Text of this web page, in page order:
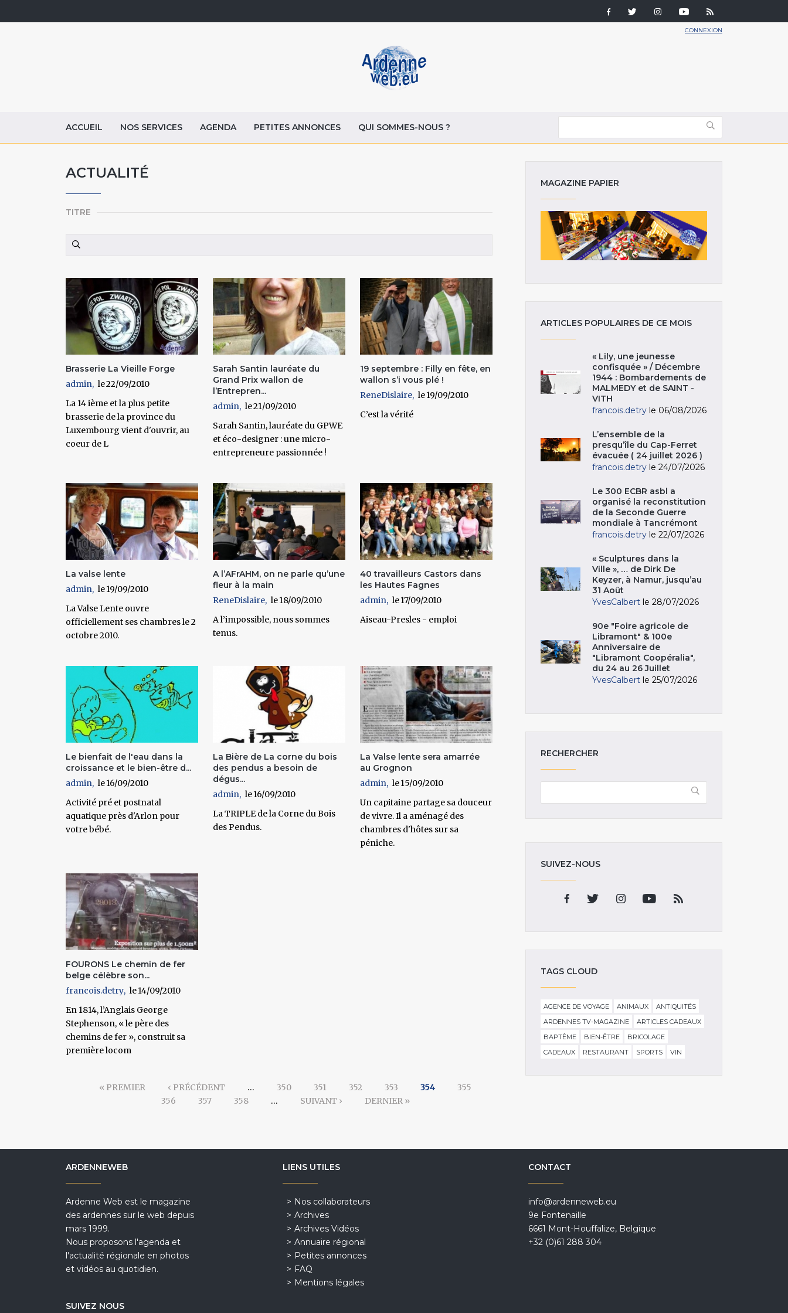
CONNEXION
ACCUEIL NOS SERVICES AGENDA PETITES ANNONCES QUI SOMMES-NOUS ?
ACTUALITÉ
TITRE
Brasserie La Vieille Forge
admin
22/09/2010
La 14 ième et la plus petite
brasserie de la province du
Luxembourg vient d'ouvrir, au
coeur de L
Sarah Santin lauréate du
Grand Prix wallon de
l’Entrepren...
admin
21/09/2010
Sarah Santin, lauréate du GPWE
et éco-designer : une micro-
entrepreneure passionnée !
19 septembre : Filly en fête, en
wallon s’i vous plé !
ReneDislaire
19/09/2010
C’est la vérité
La valse lente
admin
19/09/2010
La Valse Lente ouvre
officiellement ses chambres le 2
octobre 2010.
A l’AFrAHM, on ne parle qu’une
fleur à la main
ReneDislaire
18/09/2010
A l’impossible, nous sommes
tenus.
40 travailleurs Castors dans
les Hautes Fagnes
admin
17/09/2010
Aiseau-Presles - emploi
Le bienfait de l'eau dans la
croissance et le bien-être d...
admin
16/09/2010
Activité pré et postnatal
aquatique près d'Arlon pour
votre bébé.
La Bière de La corne du bois
des pendus a besoin de
dégus...
admin
16/09/2010
La TRIPLE de la Corne du Bois
des Pendus.
La Valse lente sera amarrée
au Grognon
admin
15/09/2010
Un capitaine partage sa douceur
de vivre. Il a aménagé des
chambres d'hôtes sur sa
péniche.
FOURONS Le chemin de fer
belge célèbre son...
francois.detry
14/09/2010
En 1814, l’Anglais George
Stephenson, « le père des
chemins de fer », construit sa
première locom
Pages
« PREMIER ‹ PRÉCÉDENT … 350 351 352 353 354
355
356
357 358 … SUIVANT › DERNIER »
MAGAZINE PAPIER
ARTICLES POPULAIRES DE CE MOIS
« Lily, une jeunesse
confisquée » / Décembre
1944 : Bombardements de
MALMEDY et de SAINT -
VITH
francois.detry le 06/08/2026
L’ensemble de la
presqu’île du Cap-Ferret
évacuée ( 24 juillet 2026 )
francois.detry le 24/07/2026
Le 300 ECBR asbl a
organisé la reconstitution
de la Seconde Guerre
mondiale à Tancrémont
francois.detry le 22/07/2026
« Sculptures dans la
Ville », … de Dirk De
Keyzer, à Namur, jusqu’au
31 Août
YvesCalbert le 28/07/2026
90e "Foire agricole de
Libramont" & 100e
Anniversaire de
"Libramont Coopéralia",
du 24 au 26 Juillet
YvesCalbert le 25/07/2026
RECHERCHER
SUIVEZ-NOUS
TAGS CLOUD
AGENCE DE VOYAGE ANIMAUX
ANTIQUITÉS
ARDENNES TV-MAGAZINE
ARTICLES CADEAUX
BAPTÊME
BIEN-ÊTRE
BRICOLAGE
CADEAUX
RESTAURANT SPORTS VIN
ARDENNEWEB
Ardenne Web est le magazine
des ardennes sur le web depuis
mars 1999.
Nous proposons l'agenda et
l'actualité régionale en photos
et vidéos au quotidien.
SUIVEZ NOUS
LIENS UTILES
Nos collaborateurs
Archives
Archives Vidéos
Annuaire régional
Petites annonces
FAQ
Mentions légales
CONTACT
info@ardenneweb.eu
9e Fontenaille
6661 Mont-Houffalize, Belgique
+32 (0)61 288 304